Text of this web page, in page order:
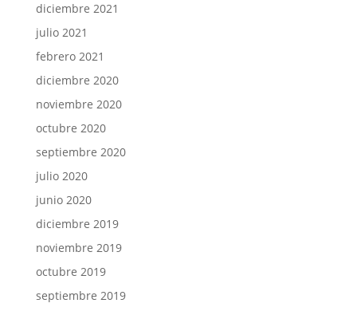
diciembre 2021
julio 2021
febrero 2021
diciembre 2020
noviembre 2020
octubre 2020
septiembre 2020
julio 2020
junio 2020
diciembre 2019
noviembre 2019
octubre 2019
septiembre 2019